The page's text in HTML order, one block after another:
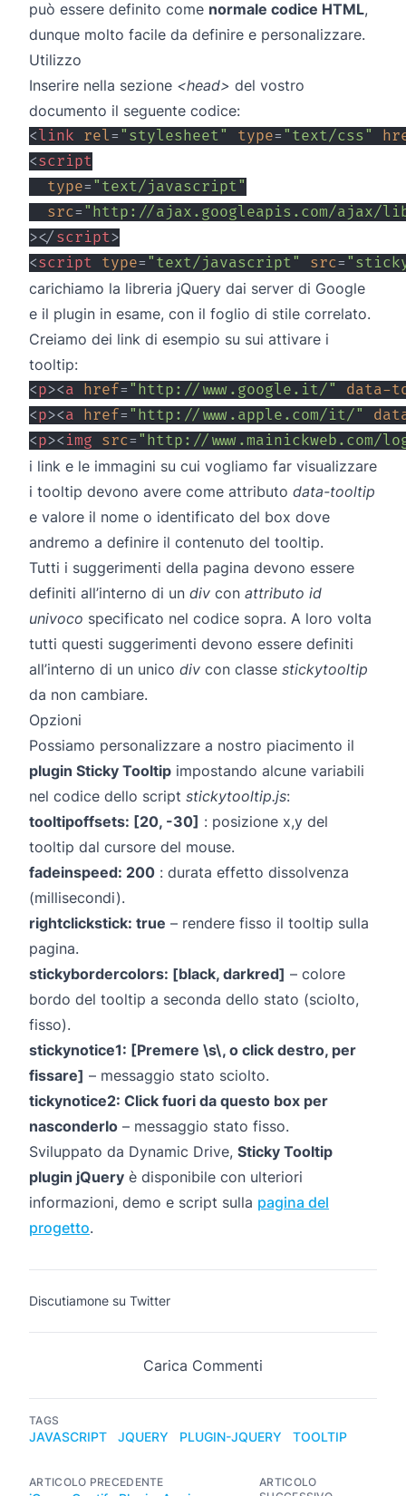
può essere definito come normale codice HTML,
dunque molto facile da definire e personalizzare.
Utilizzo
Inserire nella sezione <head> del vostro
documento il seguente codice:
<link rel= " stylesheet" type= " text/css"
<script
type= " text/javascript"
src= " http://ajax.googleapis.com/ajax/
></script>
<script type= " text/javascript" src= "
carichiamo la libreria jQuery dai server di Google
e il plugin in esame, con il foglio di stile correlato.
Creiamo dei link di esempio su sui attivare i
tooltip:
<p><a href= " http://www.google.it/"
data-
<p><a href= " http://www.apple.com/it/"
<p><img src= " http://www.mainickweb.com/
i link e le immagini su cui vogliamo far visualizzare
i tooltip devono avere come attributo data-tooltip
e valore il nome o identificato del box dove
andremo a definire il contenuto del tooltip.
Tutti i suggerimenti della pagina devono essere
definiti all’interno di un div con attributo id
univoco specificato nel codice sopra. A loro volta
tutti questi suggerimenti devono essere definiti
all’interno di un unico div con classe stickytooltip
da non cambiare.
Opzioni
Possiamo personalizzare a nostro piacimento il
plugin Sticky Tooltip impostando alcune variabili
nel codice dello script stickytooltip.js:
tooltipoffsets: [20, -30] : posizione x,y del
tooltip dal cursore del mouse.
fadeinspeed: 200 : durata effetto dissolvenza
(millisecondi).
rightclickstick: true – rendere fisso il tooltip sulla
pagina.
stickybordercolors: [black, darkred] – colore
bordo del tooltip a seconda dello stato (sciolto,
fisso).
stickynotice1: [Premere \s\, o click destro, per
fissare] – messaggio stato sciolto.
tickynotice2: Click fuori da questo box per
nasconderlo – messaggio stato fisso.
Sviluppato da Dynamic Drive, Sticky Tooltip
plugin jQuery è disponibile con ulteriori
informazioni, demo e script sulla pagina del
progetto.
Discutiamone su Twitter
Carica Commenti
TAGS
JAVASCRIPT JQUERY PLUGIN-JQUERY TOOLTIP
ARTICOLO PRECEDENTE
ARTICOLO